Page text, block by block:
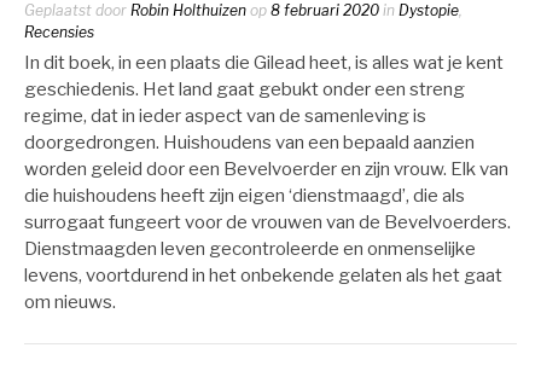
Geplaatst door Robin Holthuizen op 8 februari 2020 in Dystopie,
Recensies
In dit boek, in een plaats die Gilead heet, is alles wat je kent
geschiedenis. Het land gaat gebukt onder een streng
regime, dat in ieder aspect van de samenleving is
doorgedrongen. Huishoudens van een bepaald aanzien
worden geleid door een Bevelvoerder en zijn vrouw. Elk van
die huishoudens heeft zijn eigen ‘dienstmaagd’, die als
surrogaat fungeert voor de vrouwen van de Bevelvoerders.
Dienstmaagden leven gecontroleerde en onmenselijke
levens, voortdurend in het onbekende gelaten als het gaat
om nieuws.